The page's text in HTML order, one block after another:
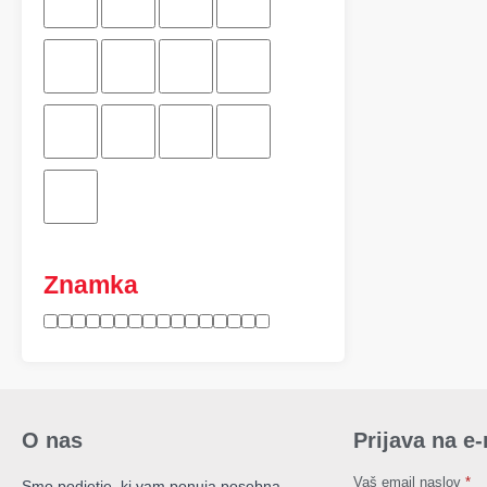
Znamka
O nas Prijava na
Vaš email naslov *